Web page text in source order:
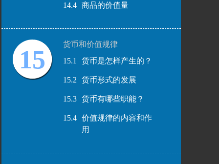
14.4 商品的价值量
15
货币和价值规律
15.1
货币是怎样产生的？
15.2 货币形式的发展
15.3 货币有哪些职能？
15.4
价值规律的内容和作
用